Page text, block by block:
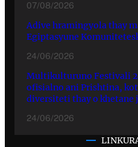
07/08/2026
Adive hramingyola thay
Egiptasyune
24/06/2026
Multikulturuno Festivali
ofisialno ani Prishtina,
diversiteti thay o khetane
24/06/2026